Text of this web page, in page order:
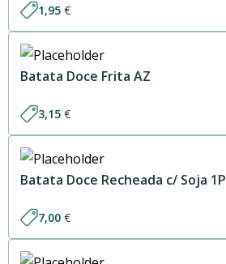
1,95 €
Batata Doce Frita AZ
3,15 €
Batata Doce Recheada c/ Soja 1P
7,00 €